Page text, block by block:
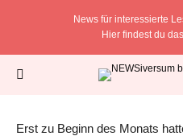
News für interessierte
Hier findest du das
Im Epstein-Skandal haben US-
Erst zu Beginn des Monats